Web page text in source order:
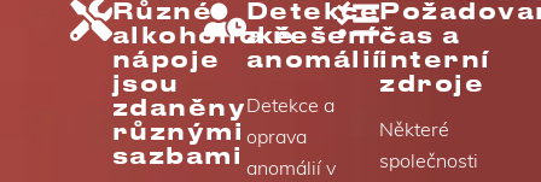
Různé
alkoholické
nápoje
jsou
zdaněny
různými
sazbami
Detekce
a řešení
anomálií
Detekce a
oprava
anomálií v
čas a
interní
zdroje
Některé
společnosti